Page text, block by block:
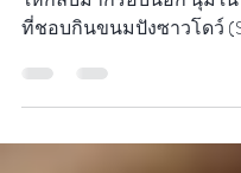
วิธีเก็บและอุ่น Sourdough
ที่ชอบกินขนมปังซาวโดว์
หรือ ขนมปังเปลือกแข็ง เช่
(Baguette) หรือ Country